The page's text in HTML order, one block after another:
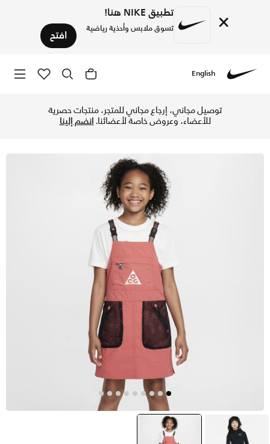
× تطبيق NIKE هنا!
تسوق ملابس وأحذية رياضية افتح
English
توصيل مجاني، إرجاع مجاني للمتجر، منتجات حصرية
للأعضاء، وعروض خاصة لأعضائنا.انضم إلينا